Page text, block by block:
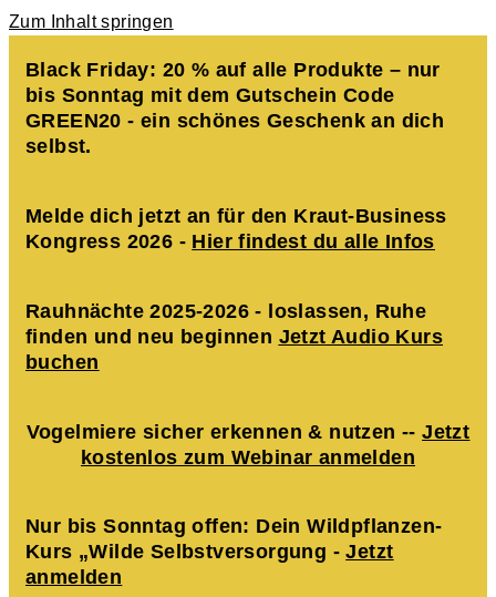
Zum Inhalt springen
Black Friday: 20 % auf alle Produkte – nur
bis Sonntag mit dem Gutschein Code
GREEN20 - ein schönes Geschenk an dich
selbst.
Melde dich jetzt an für den Kraut-Business
Kongress 2026 - Hier findest du alle Infos
Rauhnächte 2025-2026 - loslassen, Ruhe
finden und neu beginnen Jetzt Audio Kurs
buchen
Vogelmiere sicher erkennen & nutzen --Jetzt
kostenlos zum Webinar anmelden
Nur bis Sonntag offen: Dein Wildpflanzen-
Kurs „Wilde Selbstversorgung -Jetzt
anmelden